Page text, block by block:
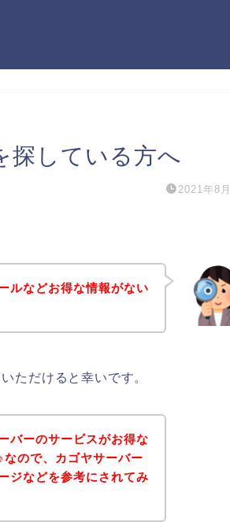
探している方へ
2021年8
ルなどお得な情報がない
ただけると幸いです。
バーのサービスがお得な
ので、カゴヤサーバー
ジなどを参考にされてみ